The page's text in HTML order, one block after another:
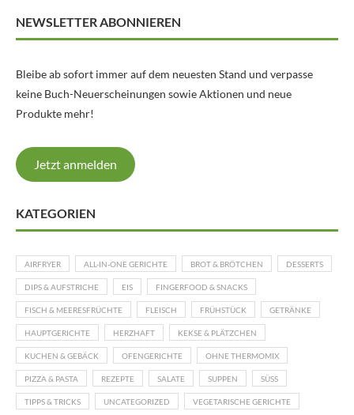
NEWSLETTER ABONNIEREN
Bleibe ab sofort immer auf dem neuesten Stand und verpasse
keine Buch-Neuerscheinungen sowie Aktionen und neue
Produkte mehr!
Jetzt anmelden
KATEGORIEN
AIRFRYER ALL-IN-ONE GERICHTE BROT & BRÖTCHEN DESSERTS
DIPS & AUFSTRICHE EIS FINGERFOOD & SNACKS
FISCH & MEERESFRÜCHTE FLEISCH FRÜHSTÜCK GETRÄNKE
HAUPTGERICHTE HERZHAFT KEKSE & PLÄTZCHEN
KUCHEN & GEBÄCK OFENGERICHTE OHNE THERMOMIX
PIZZA & PASTA REZEPTE SALATE SUPPEN SÜSS
TIPPS & TRICKS UNCATEGORIZED VEGETARISCHE GERICHTE